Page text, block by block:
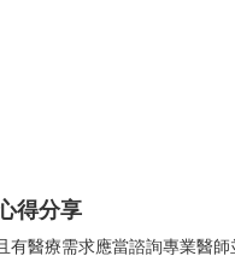
得分享
醫療需求應當諮詢專業醫